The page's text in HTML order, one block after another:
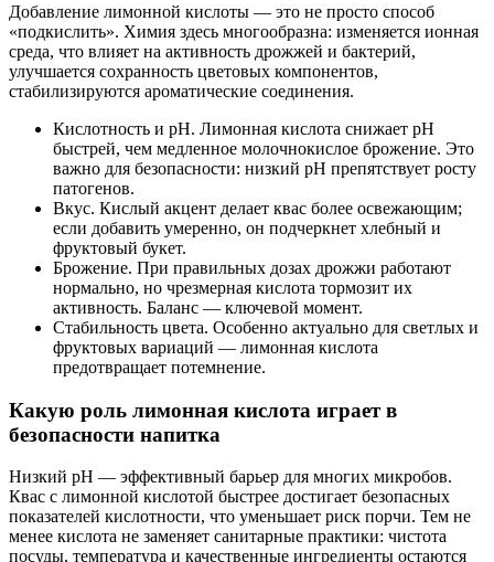
Добавление лимонной кислоты — это не просто способ
«подкислить». Химия здесь многообразна: изменяется ионная
среда, что влияет на активность дрожжей и бактерий,
улучшается сохранность цветовых компонентов,
стабилизируются ароматические соединения.
Кислотность и pH. Лимонная кислота снижает pH
быстрей, чем медленное молочнокислое брожение. Это
важно для безопасности: низкий pH препятствует росту
патогенов.
Вкус. Кислый акцент делает квас более освежающим;
если добавить умеренно, он подчеркнет хлебный и
фруктовый букет.
Брожение. При правильных дозах дрожжи работают
нормально, но чрезмерная кислота тормозит их
активность. Баланс — ключевой момент.
Стабильность цвета. Особенно актуально для светлых и
фруктовых вариаций — лимонная кислота
предотвращает потемнение.
Какую роль лимонная кислота играет в
безопасности напитка
Низкий pH — эффективный барьер для многих микробов.
Квас с лимонной кислотой быстрее достигает безопасных
показателей кислотности, что уменьшает риск порчи. Тем не
менее кислота не заменяет санитарные практики: чистота
посуды, температура и качественные ингредиенты остаются